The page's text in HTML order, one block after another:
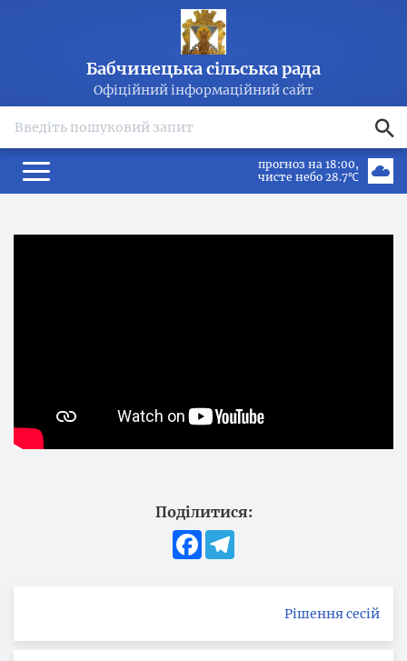
Бабчинецька сільська рада
Офіційний інформаційний сайт
прогноз на 18:00
чисте небо 28.7℃
Поділитися:
Facebook
Рішення сесій